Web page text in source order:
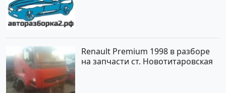
Renault Premium 1998 в разборе
на запчасти ст. Новотитаровская